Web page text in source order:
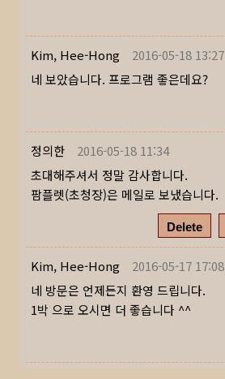
Kim, Hee-Hong
2016-05-18 13:27
네 보았습니다. 프로그램 좋은데요?
정의한
2016-05-18 11:34
초대해주셔서 정말 감사합니다.
팜플렛(초청장)은 메일로 보냈습니다.
Delete
Kim, Hee-Hong
2016-05-17 17:08
네 방문은 언제든지 환영 드립니다.
1박 으로 오시면 더 좋습니다 ^^